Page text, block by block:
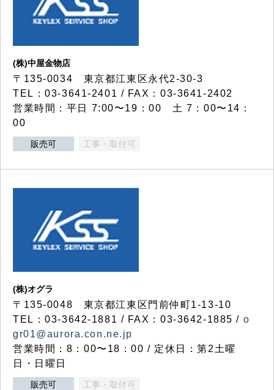
(株)中屋金物店
〒135-0034 東京都江東区永代2-30-3
TEL：03-3641-2401 / FAX：03-3641-2402
営業時間：平日 7:00〜19：00 土 7：00〜14：
00
販売可 工事・取付可
(株)オグラ
〒135-0048 東京都江東区門前仲町1-13-10
TEL：03-3642-1881 / FAX：03-3642-1885 / o
gr01@aurora.con.ne.jp
営業時間：8：00〜18：00 / 定休日：第2土曜
日・日曜日
販売可 工事・取付可